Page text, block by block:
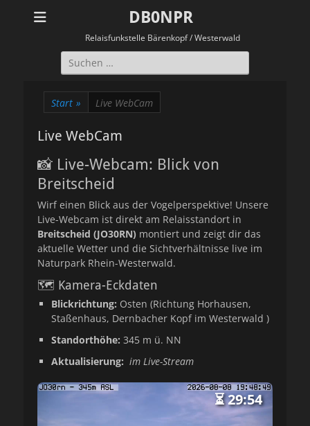
DB0NPR
Relaisfunkstelle Bärenkopf / Westerwald
Suchen
nach:
Start » Live WebCam
Live WebCam
📸 Live-Webcam: Blick von
Breitscheid
Wirf einen Blick aus der Vogelperspektive! Unsere
Live-Webcam ist direkt am Relaisstandort in
Breitscheid (JO30RN) montiert und zeigt dir das
aktuelle Wetter und die Sichtverhältnisse live im
Naturpark Rhein-Westerwald.
🗺️ Kamera-Eckdaten
Blickrichtung: Osten (Richtung Horhausen,
Staßenhaus, Dernbacher Kopf im Westerwald )
Standorthöhe: 345 m ü. NN
Aktualisierung: im Live-Stream
⏳29:53